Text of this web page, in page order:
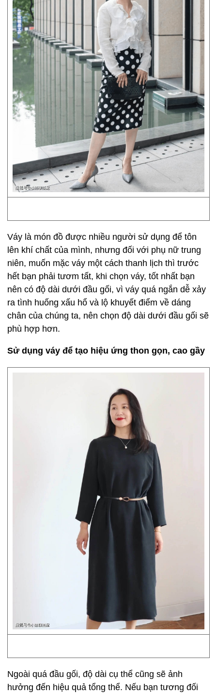
Váy là món đồ được nhiều người sử dụng để tôn
lên khí chất của mình, nhưng đối với phụ nữ trung
niên, muốn mặc váy một cách thanh lịch thì trước
hết bạn phải tươm tất, khi chọn váy, tốt nhất bạn
nên có độ dài dưới đầu gối, vì váy quá ngắn dễ xảy
ra tình huống xấu hổ và lộ khuyết điểm về dáng
chân của chúng ta, nên chọn độ dài dưới đầu gối sẽ
phù hợp hơn.
Sử dụng váy để tạo hiệu ứng thon gọn, cao gầy
Ngoài quá đầu gối, độ dài cụ thể cũng sẽ ảnh
hưởng đến hiệu quả tổng thể. Nếu bạn tương đối